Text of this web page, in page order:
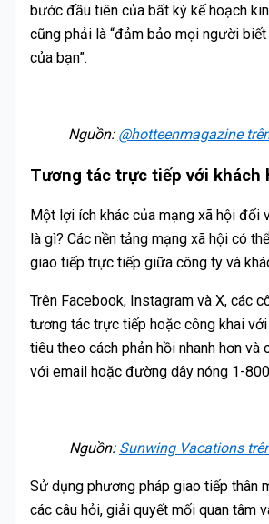
bước đầu tiên của bất kỳ kế hoạch
cũng phải là “đảm bảo mọi người
của bạn”.
Nguồn: @hotteenmagazine
Tương tác trực tiếp với khách
Một lợi ích khác của mạng xã hội đối
là gì? Các nền tảng mạng xã hội có
giao tiếp trực tiếp giữa công ty và
Trên Facebook, Instagram và X, các
tương tác trực tiếp hoặc công khai
tiêu theo cách phản hồi nhanh hơn và
với email hoặc đường dây nóng 1-
Nguồn: Sunwing Vacations
Sử dụng phương pháp giao tiếp thân
các câu hỏi, giải quyết mối quan tâm